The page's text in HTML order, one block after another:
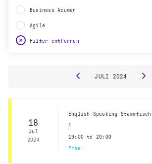
Business Acumen
Agile
Filter entfernen
JULI 2024
18
Jul
2024
English Speaking Stammtisch
1
19:00 to 20:00
Free